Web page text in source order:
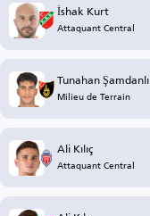
İshak Kurt
Attaquant Central
Tunahan Şamdanlı
Milieu de Terrain
Ali Kılıç
Attaquant Central